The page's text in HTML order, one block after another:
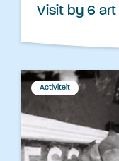
Visit by 6 art
Activiteit